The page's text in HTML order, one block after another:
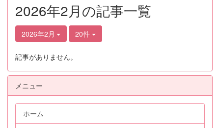
2026年2月の記事一覧
2026年2月 20件
記事がありません。
メニュー
ホーム